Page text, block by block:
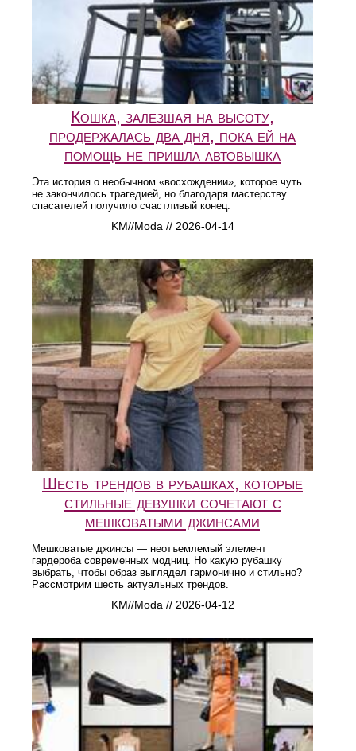
Кошка, залезшая на высоту,
продержалась два дня, пока ей на
помощь не пришла автовышка
Эта история о необычном «восхождении», которое чуть
не закончилось трагедией, но благодаря мастерству
спасателей получило счастливый конец.
KM//Moda // 2026-04-14
Шесть трендов в рубашках, которые
стильные девушки сочетают с
мешковатыми джинсами
Мешковатые джинсы — неотъемлемый элемент
гардероба современных модниц. Но какую рубашку
выбрать, чтобы образ выглядел гармонично и стильно?
Рассмотрим шесть актуальных трендов.
KM//Moda // 2026-04-12